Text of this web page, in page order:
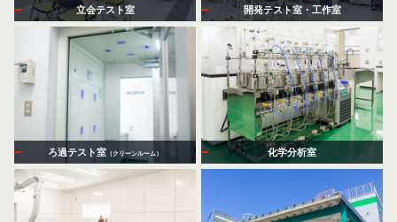
立会テスト室 開発テスト室・工作室
ろ過テスト室 （クリーンルーム） 化学分析室